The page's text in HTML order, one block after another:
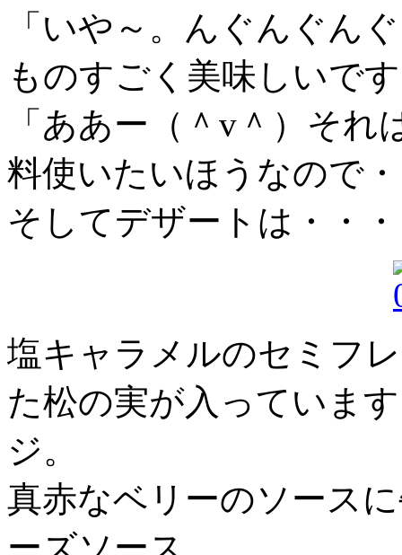
「いや～。んぐんぐん
ものすごく美味しいで
「ああー（＾v＾）そ
料使いたいほうなので
そしてデザートは・・・
塩キャラメルのセミフ
た松の実が入っていま
ジ。
真赤なベリーのソース